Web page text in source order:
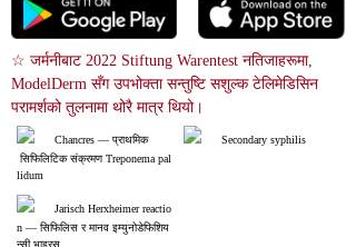
☆ जर्मनीबाट 2022 Stiftung Warentest नतिजाहरूमा,
ModelDerm सँग उपभोक्ता सन्तुष्टि सशुल्क टेलिमेडिसिन
परामर्शको तुलनामा थोरै मात्र थियो।
Chancres ― प्राथमिक
सिफिलिटिक संक्रमण Treponema pal
lidum
Jarisch Herxheimer reactio
n ― सिफिलिस र मानव इम्युनोडेफिशिय
न्सी भाइरस
Secondary syphilis